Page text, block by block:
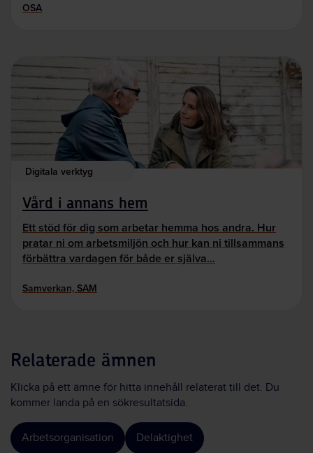
OSA
Digitala verktyg
Vård i annans hem
Ett stöd för dig som arbetar hemma hos andra. Hur
pratar ni om arbetsmiljön och hur kan ni tillsammans
förbättra vardagen för både er själva…
Samverkan, SAM
Relaterade ämnen
Klicka på ett ämne för hitta innehåll relaterat till det. Du
kommer landa på en sökresultatsida.
Arbetsorganisation Delaktighet